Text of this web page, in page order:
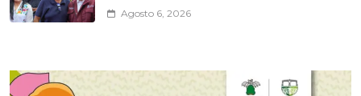
Agosto 6, 2026